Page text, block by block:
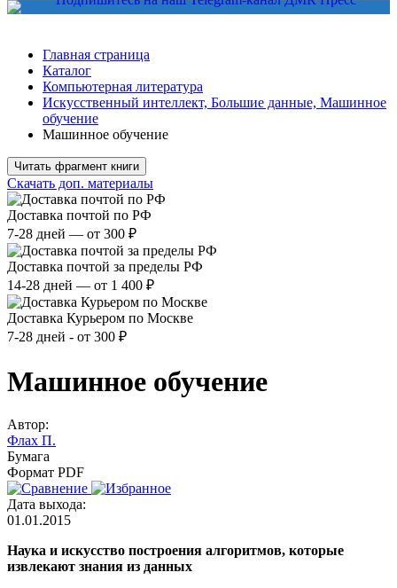
Главная страница
Каталог
Компьютерная литература
Искусственный интеллект, Большие данные, Машинное
обучение
Машинное обучение
Читать фрагмент книги
Скачать доп. материалы
Доставка почтой по РФ
7-28 дней — от 300 ₽
Доставка почтой за пределы РФ
14-28 дней — от 1 400 ₽
Доставка Курьером по Москве
7-28 дней - от 300 ₽
Машинное обучение
Автор:
Флах П.
Бумага
Формат PDF
Дата выхода:
01.01.2015
Наука и искусство построения алгоритмов, которые
извлекают знания из данных